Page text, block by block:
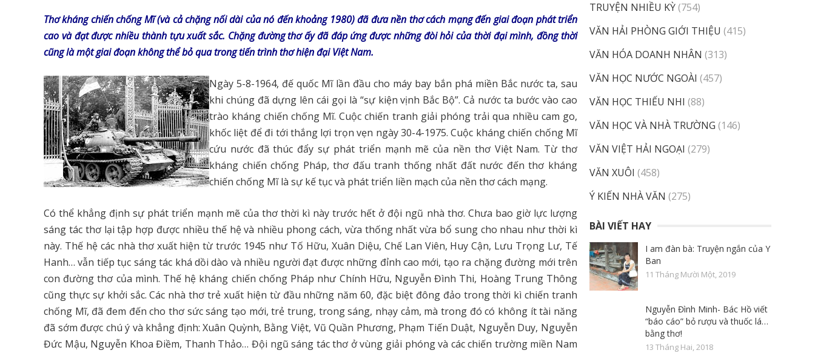
Thơ kháng chiến chống Mĩ (và cả chặng nối dài của nó đến khoảng 1980) đã đưa nền thơ cách mạng đến giai đoạn phát triển
cao và đạt được nhiều thành tựu xuất sắc. Chặng đường thơ ấy đã đáp ứng được những đòi hỏi của thời đại mình, đồng thời
cũng là một giai đoạn không thể bỏ qua trong tiến trình thơ hiện đại Việt Nam.
Ngày 5-8-1964, đế quốc Mĩ lần đầu cho máy bay bắn phá miền Bắc nước ta, sau
khi chúng đã dựng lên cái gọi là “sự kiện vịnh Bắc Bộ”. Cả nước ta bước vào cao
trào kháng chiến chống Mĩ. Cuộc chiến tranh giải phóng trải qua nhiều cam go,
khốc liệt để đi tới thắng lợi trọn vẹn ngày 30-4-1975. Cuộc kháng chiến chống Mĩ
cứu nước đã thúc đẩy sự phát triển mạnh mẽ của nền thơ Việt Nam. Từ thơ
kháng chiến chống Pháp, thơ đấu tranh thống nhất đất nước đến thơ kháng
chiến chống Mĩ là sự kế tục và phát triển liền mạch của nền thơ cách mạng.
Có thể khẳng định sự phát triển mạnh mẽ của thơ thời kì này trước hết ở đội ngũ nhà thơ. Chưa bao giờ lực lượng
sáng tác thơ lại tập hợp được nhiều thế hệ và nhiều phong cách, vừa thống nhất vừa bổ sung cho nhau như thời kì
này. Thế hệ các nhà thơ xuất hiện từ trước 1945 như Tố Hữu, Xuân Diệu, Chế Lan Viên, Huy Cận, Lưu Trọng Lư, Tế
Hanh… vẫn tiếp tục sáng tác khá dồi dào và nhiều người đạt được những đỉnh cao mới, tạo ra chặng đường mới trên
con đường thơ của mình. Thế hệ kháng chiến chống Pháp như Chính Hữu, Nguyễn Đình Thi, Hoàng Trung Thông
cũng thực sự khởi sắc. Các nhà thơ trẻ xuất hiện từ đầu những năm 60, đặc biệt đông đảo trong thời kì chiến tranh
chống Mĩ, đã đem đến cho thơ sức sáng tạo mới, trẻ trung, trong sáng, nhạy cảm, mà trong đó có không ít tài năng
đã sớm được chú ý và khẳng định: Xuân Quỳnh, Bằng Việt, Vũ Quần Phương, Phạm Tiến Duật, Nguyễn Duy, Nguyễn
Đức Mậu, Nguyễn Khoa Điềm, Thanh Thảo… Đội ngũ sáng tác thơ ở vùng giải phóng và các chiến trường miền Nam
TRUYỆN NHIỀU KỲ(754)
VĂN HẢI PHÒNG GIỚI THIỆU (415)
VĂN HÓA DOANH NHÂN (313)
VĂN HỌC NƯỚC NGOÀI (457)
VĂN HỌC THIẾU NHI (88)
VĂN HỌC VÀ NHÀ TRƯỜNG (146)
VĂN VIỆT HẢI NGOẠI (279)
VĂN XUÔI (458)
Ý KIẾN NHÀ VĂN (275)
BÀI VIẾT HAY
I am đàn bà: Truyện ngắn của Y
Ban
11 Tháng Mười Một, 2019
Nguyễn Đình Minh- Bác Hồ viết
“báo cáo” bỏ rượu và thuốc lá…
bằng thơ!
13 Tháng Hai, 2018